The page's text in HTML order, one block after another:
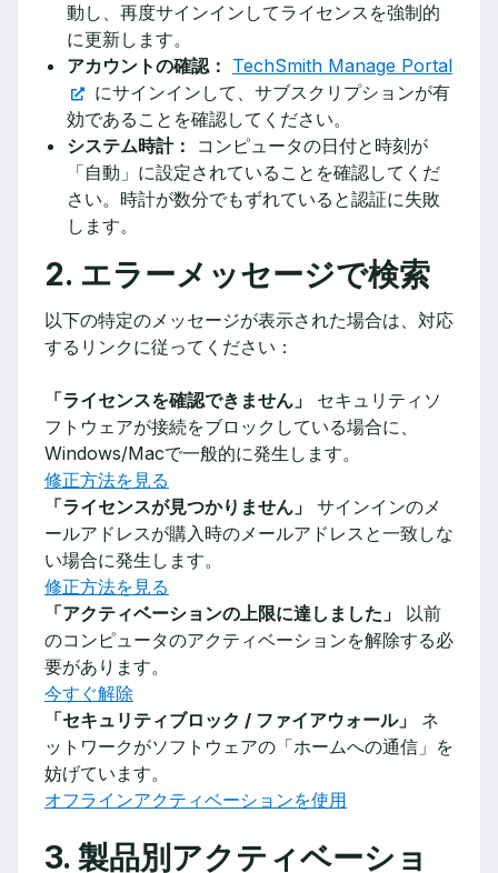
動し、再度サインインしてライセンスを強制的
に更新します。
アカウントの確認： TechSmith Manage Portal
にサインインして、サブスクリプションが有
効であることを確認してください。
システム時計：
コンピュータの日付と時刻が
「自動」に設定されていることを確認してくだ
さい。時計が数分でもずれていると認証に失敗
します。
2. エラーメッセージで検索
以下の特定のメッセージが表示された場合は、対応
するリンクに従ってください：
「ライセンスを確認できません」
セキュリティソ
フトウェアが接続をブロックしている場合に、
Windows/Macで一般的に発生します。
修正方法を見る
「ライセンスが見つかりません」
サインインのメ
ールアドレスが購入時のメールアドレスと一致しな
い場合に発生します。
修正方法を見る
「アクティベーションの上限に達しました」
以前
のコンピュータのアクティベーションを解除する必
要があります。
今すぐ解除
「セキュリティブロック / ファイアウォール」
ネ
ットワークがソフトウェアの「ホームへの通信」を
妨げています。
オフラインアクティベーションを使用
3. 製品別アクティベーショ